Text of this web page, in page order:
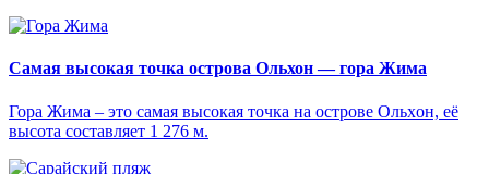
Самая высокая точка острова Ольхон — гора Жима
Гора Жима – это самая высокая точка на острове Oльxoн, её
высота составляет 1 276 м.